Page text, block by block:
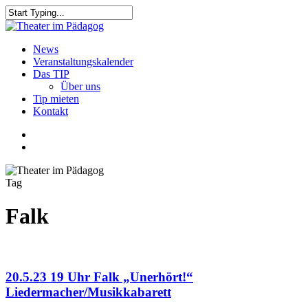
Skip
to
content
Close
search
Menu
News
Veranstaltungskalender
Das TIP
Über uns
Tip mieten
Kontakt
Tag
Falk
20.5.23 19 Uhr Falk „Unerhört!“
Liedermacher/Musikkabarett